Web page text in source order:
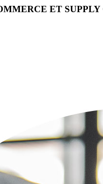
ET